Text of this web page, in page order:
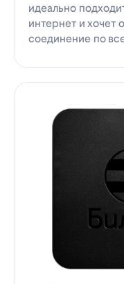
идеально
интернет и хочет
соединение по